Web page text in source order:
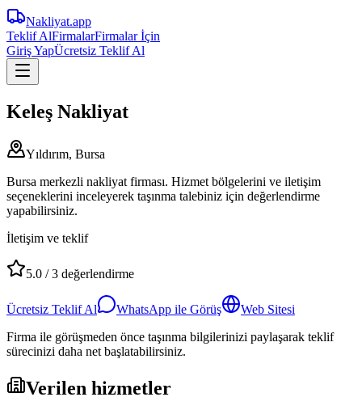
Nakliyat.app
Teklif AlFirmalarFirmalar İçin
Giriş YapÜcretsiz Teklif Al
Keleş Nakliyat
Yıldırım, Bursa
Bursa merkezli nakliyat firması. Hizmet bölgelerini ve iletişim
seçeneklerini inceleyerek taşınma talebiniz için değerlendirme
yapabilirsiniz.
İletişim ve teklif
5.0 /3 değerlendirme
Ücretsiz Teklif Al WhatsApp ile Görüş
Web Sitesi
Firma ile görüşmeden önce taşınma bilgilerinizi paylaşarak teklif
sürecinizi daha net başlatabilirsiniz.
Verilen hizmetler